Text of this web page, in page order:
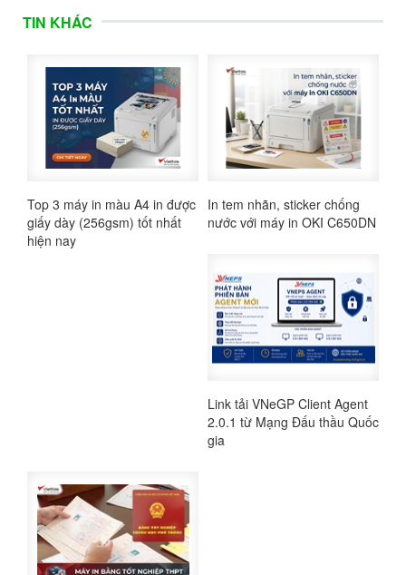
TIN KHÁC
Top 3 máy in màu A4 in được
giấy dày (256gsm) tốt nhất
hiện nay
In tem nhãn, sticker chống
nước với máy in OKI C650DN
Link tải VNeGP Client Agent
2.0.1 từ Mạng Đấu thầu Quốc
gia